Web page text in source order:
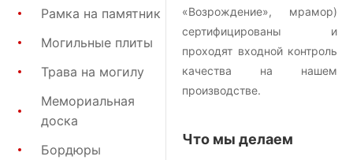
Рамка на памятник
Могильные плиты
Трава на могилу
Мемориальная
доска
Бордюры
«Возрождение», мрамор)
сертифицированы и
проходят входной контроль
качества на нашем
производстве.
Что мы делаем